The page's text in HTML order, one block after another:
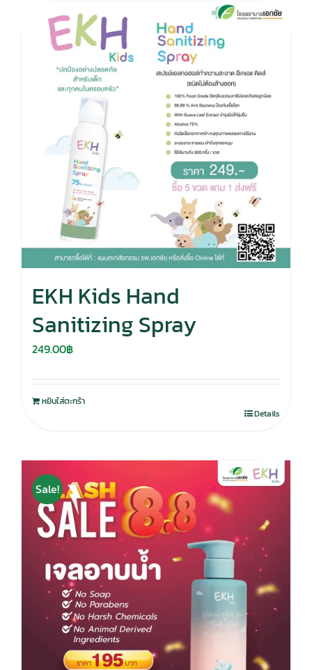
EKH Kids Hand
Sanitizing Spray
249.00฿
หยิบใส่ตะกร้า
Details
Sale!